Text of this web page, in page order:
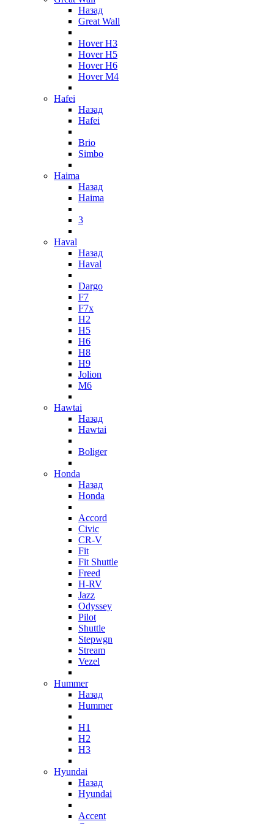
Назад
Great Wall
Hover H3
Hover H5
Hover H6
Hover M4
Hafei
Назад
Hafei
Brio
Simbo
Haima
Назад
Haima
3
Haval
Назад
Haval
Dargo
F7
F7x
H2
H5
H6
H8
H9
Jolion
M6
Hawtai
Назад
Hawtai
Boliger
Honda
Назад
Honda
Accord
Civic
CR-V
Fit
Fit Shuttle
Freed
H-RV
Jazz
Odyssey
Pilot
Shuttle
Stepwgn
Stream
Vezel
Hummer
Назад
Hummer
H1
H2
H3
Hyundai
Назад
Hyundai
Accent